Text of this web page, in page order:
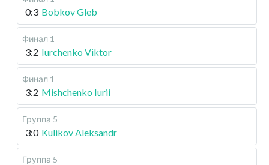
0:3 Bobkov Gleb
Финал 1
3:2 Iurchenko Viktor
Финал 1
3:2 Mishchenko Iurii
Группа 5
3:0 Kulikov Aleksandr
Группа 5